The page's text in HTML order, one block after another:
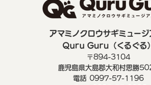
アマミノクロウサギミュージ
Quru Guru（くるぐる）
〒894-3104
鹿児島県大島郡大和村思勝
電話 0997-57-1196